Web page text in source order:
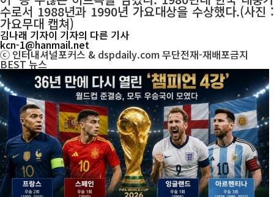
수로서 1988년과 1990년 가요대상을 수상했다.(사진 :
가요무대 캡쳐)
김나래 기자이 기자의 다른 기사
kcn-1@hanmail.net
ⓒ 인터내셔널포커스 & dspdaily.com 무단전재-재배포금지
BEST뉴스